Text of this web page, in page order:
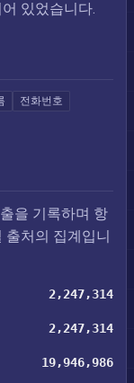
있었습니다.
전화번호
을 기록하며 항
출처의 집계입니
2,247,314
2,247,314
19,946,986